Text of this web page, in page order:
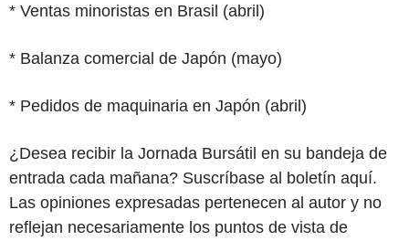
* Ventas minoristas en Brasil (abril)
* Balanza comercial de Japón (mayo)
* Pedidos de maquinaria en Japón (abril)
¿Desea recibir la Jornada Bursátil en su bandeja de
entrada cada mañana? Suscríbase al boletín aquí.
Las opiniones expresadas pertenecen al autor y no
reflejan necesariamente los puntos de vista de